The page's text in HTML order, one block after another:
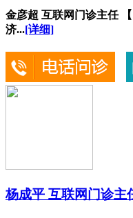
金彦超 互联网门诊主任
济...[详细]
杨成平 互联网门诊主